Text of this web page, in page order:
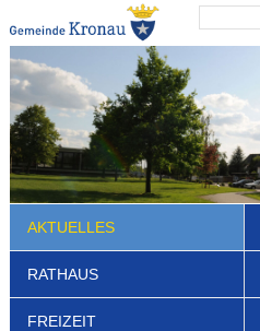
AKTUELLES
RATHAUS
FREIZEIT